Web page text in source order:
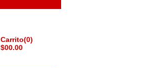
Carrito(0)
$00.00